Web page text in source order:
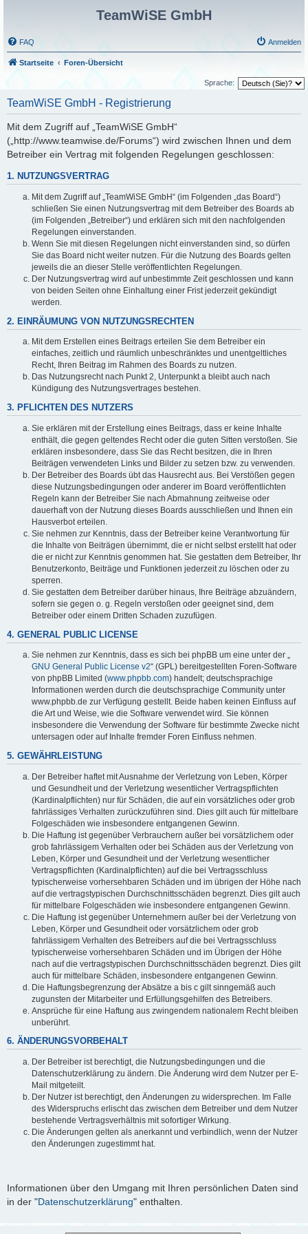
TeamWiSE GmbH
FAQ Anmelden
Startseite Foren-Übersicht
Sprache:
TeamWiSE GmbH - Registrierung
Mit dem Zugriff auf „TeamWiSE GmbH“
(„http://www.teamwise.de/Forums“) wird zwischen Ihnen und dem
Betreiber ein Vertrag mit folgenden Regelungen geschlossen:
1. NUTZUNGSVERTRAG
Mit dem Zugriff auf „TeamWiSE GmbH“ (im Folgenden „das Board“)
schließen Sie einen Nutzungsvertrag mit dem Betreiber des Boards ab
(im Folgenden „Betreiber“) und erklären sich mit den nachfolgenden
Regelungen einverstanden.
Wenn Sie mit diesen Regelungen nicht einverstanden sind, so dürfen
Sie das Board nicht weiter nutzen. Für die Nutzung des Boards gelten
jeweils die an dieser Stelle veröffentlichten Regelungen.
Der Nutzungsvertrag wird auf unbestimmte Zeit geschlossen und kann
von beiden Seiten ohne Einhaltung einer Frist jederzeit gekündigt
werden.
2. EINRÄUMUNG VON NUTZUNGSRECHTEN
Mit dem Erstellen eines Beitrags erteilen Sie dem Betreiber ein
einfaches, zeitlich und räumlich unbeschränktes und unentgeltliches
Recht, Ihren Beitrag im Rahmen des Boards zu nutzen.
Das Nutzungsrecht nach Punkt 2, Unterpunkt a bleibt auch nach
Kündigung des Nutzungsvertrages bestehen.
3. PFLICHTEN DES NUTZERS
Sie erklären mit der Erstellung eines Beitrags, dass er keine Inhalte
enthält, die gegen geltendes Recht oder die guten Sitten verstoßen. Sie
erklären insbesondere, dass Sie das Recht besitzen, die in Ihren
Beiträgen verwendeten Links und Bilder zu setzen bzw. zu verwenden.
Der Betreiber des Boards übt das Hausrecht aus. Bei Verstößen gegen
diese Nutzungsbedingungen oder anderer im Board veröffentlichten
Regeln kann der Betreiber Sie nach Abmahnung zeitweise oder
dauerhaft von der Nutzung dieses Boards ausschließen und Ihnen ein
Hausverbot erteilen.
Sie nehmen zur Kenntnis, dass der Betreiber keine Verantwortung für
die Inhalte von Beiträgen übernimmt, die er nicht selbst erstellt hat oder
die er nicht zur Kenntnis genommen hat. Sie gestatten dem Betreiber, Ihr
Benutzerkonto, Beiträge und Funktionen jederzeit zu löschen oder zu
sperren.
Sie gestatten dem Betreiber darüber hinaus, Ihre Beiträge abzuändern,
sofern sie gegen o. g. Regeln verstoßen oder geeignet sind, dem
Betreiber oder einem Dritten Schaden zuzufügen.
4. GENERAL PUBLIC LICENSE
Sie nehmen zur Kenntnis, dass es sich bei phpBB um eine unter der „
GNU General Public License v2“ (GPL) bereitgestellten Foren-Software
von phpBB Limited (www.phpbb.com) handelt; deutschsprachige
Informationen werden durch die deutschsprachige Community unter
www.phpbb.de zur Verfügung gestellt. Beide haben keinen Einfluss auf
die Art und Weise, wie die Software verwendet wird. Sie können
insbesondere die Verwendung der Software für bestimmte Zwecke nicht
untersagen oder auf Inhalte fremder Foren Einfluss nehmen.
5. GEWÄHRLEISTUNG
Der Betreiber haftet mit Ausnahme der Verletzung von Leben, Körper
und Gesundheit und der Verletzung wesentlicher Vertragspflichten
(Kardinalpflichten) nur für Schäden, die auf ein vorsätzliches oder grob
fahrlässiges Verhalten zurückzuführen sind. Dies gilt auch für mittelbare
Folgeschäden wie insbesondere entgangenen Gewinn.
Die Haftung ist gegenüber Verbrauchern außer bei vorsätzlichem oder
grob fahrlässigem Verhalten oder bei Schäden aus der Verletzung von
Leben, Körper und Gesundheit und der Verletzung wesentlicher
Vertragspflichten (Kardinalpflichten) auf die bei Vertragsschluss
typischerweise vorhersehbaren Schäden und im übrigen der Höhe nach
auf die vertragstypischen Durchschnittsschäden begrenzt. Dies gilt auch
für mittelbare Folgeschäden wie insbesondere entgangenen Gewinn.
Die Haftung ist gegenüber Unternehmern außer bei der Verletzung von
Leben, Körper und Gesundheit oder vorsätzlichem oder grob
fahrlässigem Verhalten des Betreibers auf die bei Vertragsschluss
typischerweise vorhersehbaren Schäden und im Übrigen der Höhe
nach auf die vertragstypischen Durchschnittsschäden begrenzt. Dies gilt
auch für mittelbare Schäden, insbesondere entgangenen Gewinn.
Die Haftungsbegrenzung der Absätze a bis c gilt sinngemäß auch
zugunsten der Mitarbeiter und Erfüllungsgehilfen des Betreibers.
Ansprüche für eine Haftung aus zwingendem nationalem Recht bleiben
unberührt.
6. ÄNDERUNGSVORBEHALT
Der Betreiber ist berechtigt, die Nutzungsbedingungen und die
Datenschutzerklärung zu ändern. Die Änderung wird dem Nutzer per E-
Mail mitgeteilt.
Der Nutzer ist berechtigt, den Änderungen zu widersprechen. Im Falle
des Widerspruchs erlischt das zwischen dem Betreiber und dem Nutzer
bestehende Vertragsverhältnis mit sofortiger Wirkung.
Die Änderungen gelten als anerkannt und verbindlich, wenn der Nutzer
den Änderungen zugestimmt hat.
Informationen über den Umgang mit Ihren persönlichen Daten sind
in der "Datenschutzerklärung" enthalten.